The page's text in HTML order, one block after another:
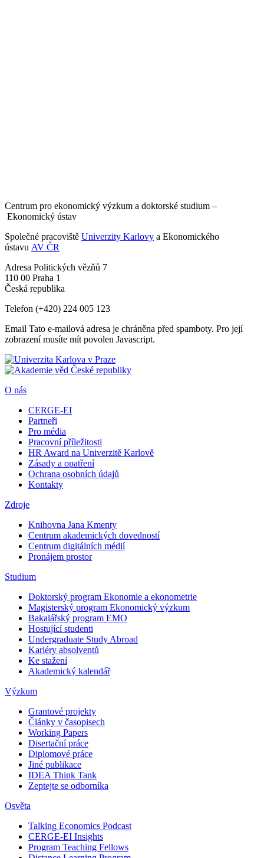
Centrum pro ekonomický výzkum a doktorské studium –
Ekonomický ústav
Společné pracoviště Univerzity Karlovy a Ekonomického
ústavu AV ČR
Adresa Politických vězňů 7
110 00 Praha 1
Česká republika
Telefon (+420) 224 005 123
Email Tato e-mailová adresa je chráněna před spamboty. Pro její
zobrazení musíte mít povolen Javascript.
O nás
CERGE-EI
Partneři
Pro média
Pracovní příležitosti
HR Award na Univerzitě Karlově
Zásady a opatření
Ochrana osobních údajů
Kontakty
Zdroje
Knihovna Jana Kmenty
Centrum akademických dovedností
Centrum digitálních médií
Pronájem prostor
Studium
Doktorský program Ekonomie a ekonometrie
Magisterský program Ekonomický výzkum
Bakalářský program EMO
Hostující studenti
Undergraduate Study Abroad
Kariéry absolventů
Ke stažení
Akademický kalendář
Výzkum
Grantové projekty
Články v časopisech
Working Papers
Disertační práce
Diplomové práce
Jiné publikace
IDEA Think Tank
Zeptejte se odborníka
Osvěta
Talking Economics Podcast
CERGE-EI Insights
Program Teaching Fellows